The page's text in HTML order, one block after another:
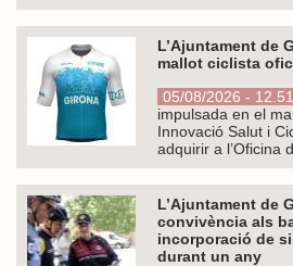
L’Ajuntament de
mallot ciclista
05/08/2026 -
impulsada en el
Innovació Salut i
adquirir a l’Oficina
L’Ajuntament de
convivència als
incorporació de
durant un any